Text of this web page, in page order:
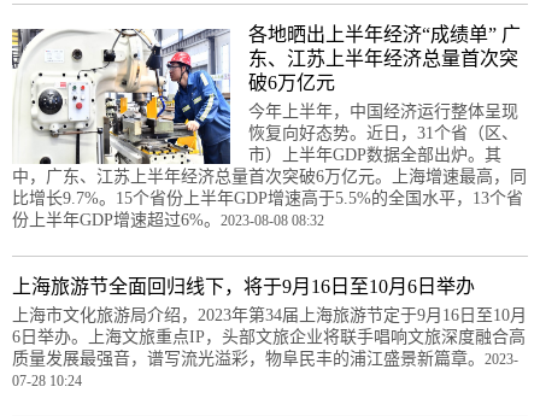
各地晒出上半年经济“成绩单” 广
东、江苏上半年经济总量首次突
破6万亿元
今年上半年，中国经济运行整体呈现
恢复向好态势。近日，31个省（区、
市）上半年GDP数据全部出炉。其
中，广东、江苏上半年经济总量首次突破6万亿元。上海增速最高，同
比增长9.7%。15个省份上半年GDP增速高于5.5%的全国水平，13个省
份上半年GDP增速超过6%。 2023-08-08 08:32
上海旅游节全面回归线下，将于9月16日至10月6日举办
上海市文化旅游局介绍，2023年第34届上海旅游节定于9月16日至10月
6日举办。上海文旅重点IP，头部文旅企业将联手唱响文旅深度融合高
质量发展最强音，谱写流光溢彩，物阜民丰的浦江盛景新篇章。 2023-
07-28 10:24